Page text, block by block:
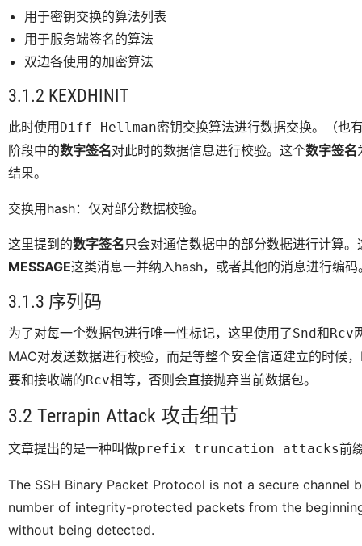
用于密钥交换的算法列表
用于服务端签名的算法
双边各使用的加密算法
3.1.2 KEXDHINIT
此时使用Diff-Hellman密钥交换算法进行数据交换。（也
阶段中的数字签名对此时的数据信息进行校验。这个数字签名
结果。
交换用hash：仅对部分数据校验。
这里提到的数字签名只会对通信数据中的部分数据进行计算
MESSAGE这类消息一并纳入hash，或者其他的消息进行编码
3.1.3 序列码
为了对每一个数据包进行唯一性标记，这里使用了Snd和Rcv
MAC对发送数据进行校验，而是等整个安全信道建立的时候
要和接收端的Rcv相等，否则会直接抛弃当前数据包。
3.2 Terrapin Attack 攻击细节
文章提出的是一种叫做prefix truncation attacks前
The SSH Binary Packet Protocol is not a secure channel
number of integrity-protected packets from the
without being detected.